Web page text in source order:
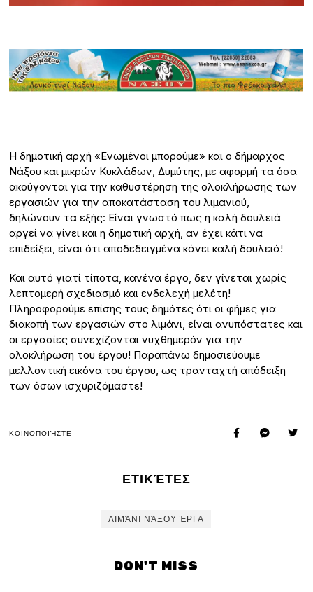
Η δημοτική αρχή «Ενωμένοι μπορούμε» και ο δήμαρχος
Νάξου και μικρών Κυκλάδων, Δυμύτης, με αφορμή τα όσα
ακούγονται για την καθυστέρηση της ολοκλήρωσης των
εργασιών για την αποκατάσταση του λιμανιού,
δηλώνουν τα εξής: Είναι γνωστό πως η καλή δουλειά
αργεί να γίνει και η δημοτική αρχή, αν έχει κάτι να
επιδείξει, είναι ότι αποδεδειγμένα κάνει καλή δουλειά!
Και αυτό γιατί τίποτα, κανένα έργο, δεν γίνεται χωρίς
λεπτομερή σχεδιασμό και ενδελεχή μελέτη!
Πληροφορούμε επίσης τους δημότες ότι οι φήμες για
διακοπή των εργασιών στο λιμάνι, είναι ανυπόστατες και
οι εργασίες συνεχίζονται νυχθημερόν για την
ολοκλήρωση του έργου! Παραπάνω δημοσιεύουμε
μελλοντική εικόνα του έργου, ως τρανταχτή απόδειξη
των όσων ισχυριζόμαστε!
ΚΟΙΝΟΠΟΙΉΣΤΕ
ΕΤΙΚΈΤΕΣ
ΛΙΜΆΝΙ ΝΆΞΟΥ ΈΡΓΑ
DON'T MISS